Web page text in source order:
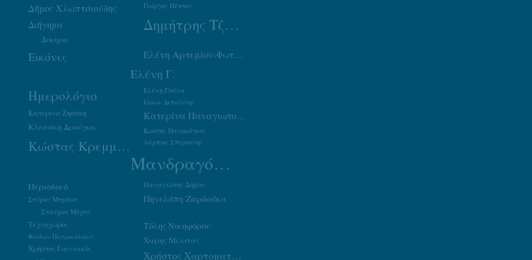
Γιώργος Πέππας
Δήμος Χλωπτσιούδης
Δημήτρης Τζουμάκας
Διήγημα
Δοκίμιο
Εικόνες Ελένη Αρτεμίου-Φωτιάδου
Ελένη Γ.
Ελένη Γούλα
Ημερολόγιο Ιάσων Δεπούντης
Κατερίνα Ζησάκη Κατερίνα Παναγιωτοπούλου
Κλεονίκη Δρούγκα Κωστής Παπακόγκος
Κώστας Κρεμμύδας Λάμπρος Σπυριούνης
Μανδραγόρας
Παναγιώτης Δήμου
Περιοδικό
Πηνελόπη Ζαρδούκα
Σπύρος Μπρίκος
Σταύρος Μίχας
Τεχνοχώρος
Τόλης Νικηφόρου
Φαίδων Πατρικαλάκις Χάρης Μελιτάς
Χρήστος Γιαννακός
Χρήστος Χαρτοματσίδης